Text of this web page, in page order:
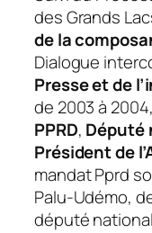
des Grands
de la
Dialogue
Presse et de
de 2003 à
PPRD, Député
Président de
mandat Pprd
Palu-Udémo,
député national